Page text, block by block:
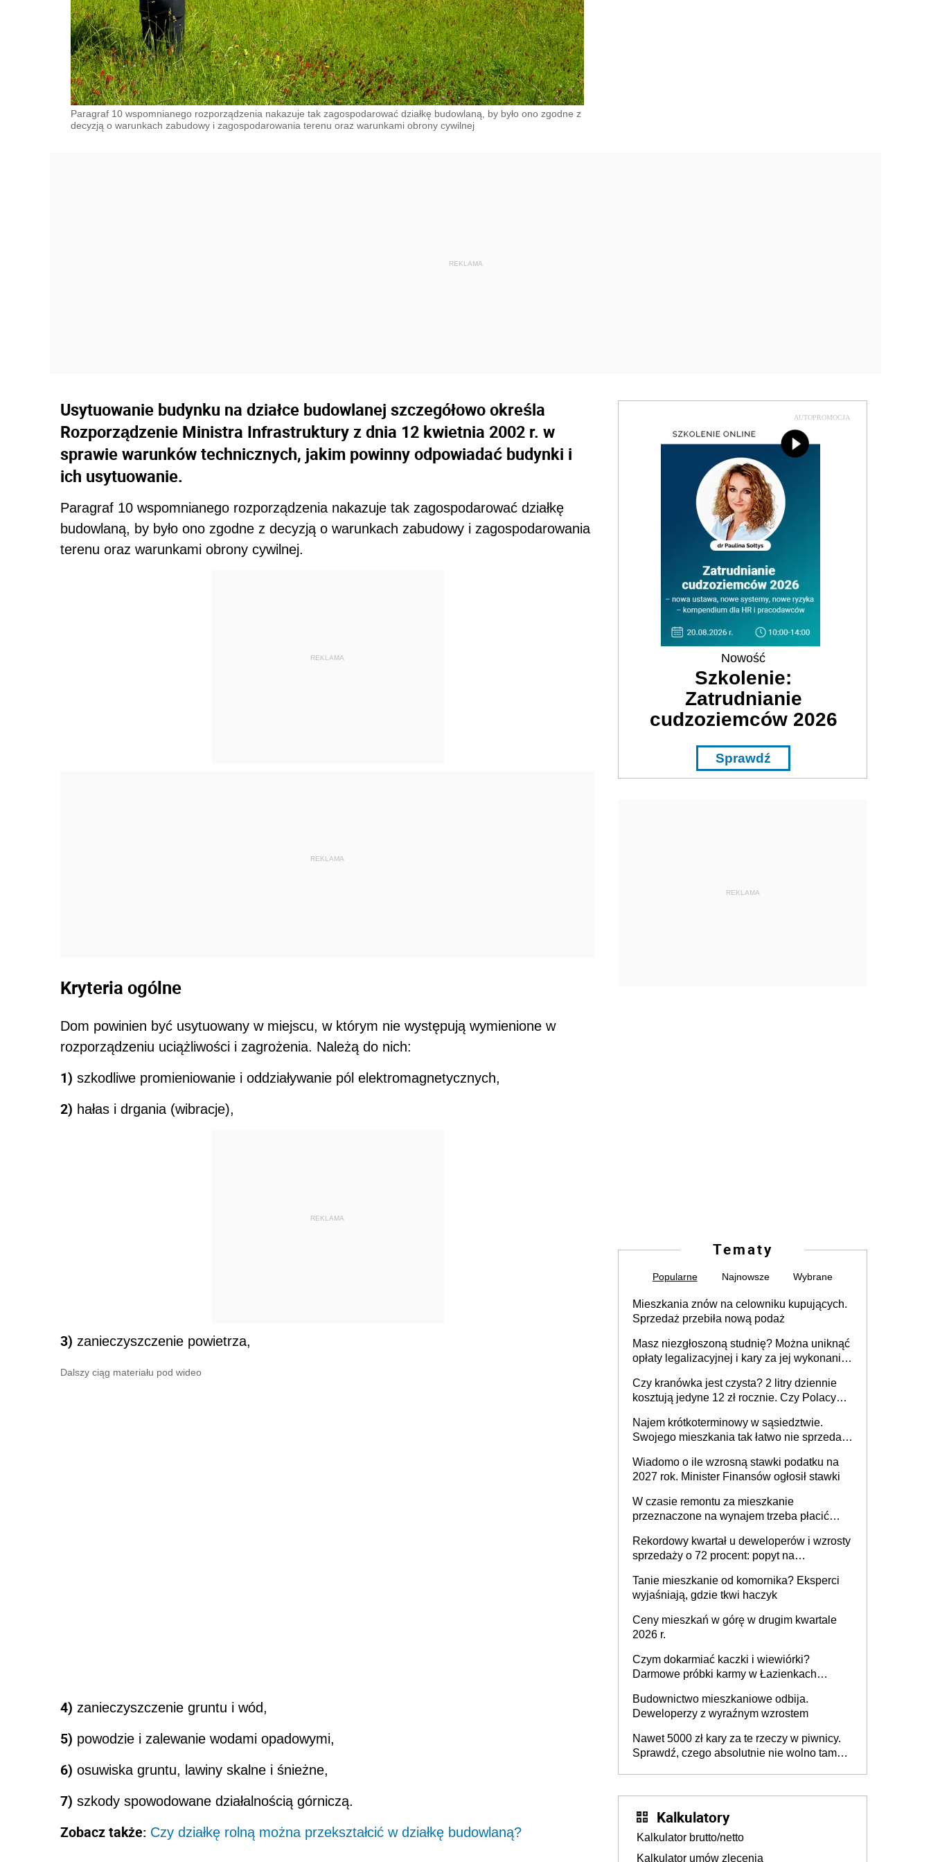
Paragraf 10 wspomnianego rozporządzenia nakazuje tak zagospodarować działkę budowlaną, by było ono zgodne z
decyzją o warunkach zabudowy i zagospodarowania terenu oraz warunkami obrony cywilnej
Usytuowanie budynku na działce budowlanej szczegółowo określa
Rozporządzenie Ministra Infrastruktury z dnia 12 kwietnia 2002 r. w
sprawie warunków technicznych, jakim powinny odpowiadać budynki i
ich usytuowanie.
Paragraf 10 wspomnianego rozporządzenia nakazuje tak zagospodarować działkę
budowlaną, by było ono zgodne z decyzją o warunkach zabudowy i zagospodarowania
terenu oraz warunkami obrony cywilnej.
REKLAMA
REKLAMA
Kryteria ogólne
Dom powinien być usytuowany w miejscu, w którym nie występują wymienione w
rozporządzeniu uciążliwości i zagrożenia. Należą do nich:
1) szkodliwe promieniowanie i oddziaływanie pól elektromagnetycznych,
2) hałas i drgania (wibracje),
REKLAMA
3) zanieczyszczenie powietrza,
Dalszy ciąg materiału pod wideo
4) zanieczyszczenie gruntu i wód,
5) powodzie i zalewanie wodami opadowymi,
6) osuwiska gruntu, lawiny skalne i śnieżne,
7) szkody spowodowane działalnością górniczą.
Zobacz także: Czy działkę rolną można przekształcić w działkę budowlaną?
AUTOPROMOCJA
Nowość
Szkolenie:
Zatrudnianie
cudzoziemców 2026
Sprawdź
REKLAMA
Tematy
Popularne Najnowsze Wybrane
Mieszkania znów na celowniku kupujących.
Sprzedaż przebiła nową podaż
Masz niezgłoszoną studnię? Można uniknąć
opłaty legalizacyjnej i kary za jej wykonanie,
Czy kranówka jest czysta? 2 litry dziennie
kosztują jedyne 12 zł rocznie. Czy Polacy
Najem krótkoterminowy w sąsiedztwie.
Swojego mieszkania tak łatwo nie sprzedaż
Wiadomo o ile wzrosną stawki podatku na
2027 rok. Minister Finansów ogłosił stawki
W czasie remontu za mieszkanie
przeznaczone na wynajem trzeba płacić
realizuje w nim potrzeb mieszkaniowych
Rekordowy kwartał u deweloperów i wzrosty
sprzedaży o 72 procent: popyt na
Tanie mieszkanie od komornika? Eksperci
wyjaśniają, gdzie tkwi haczyk
Ceny mieszkań w górę w drugim kwartale
2026 r.
Czym dokarmiać kaczki i wiewiórki?
Darmowe próbki karmy w Łazienkach
edukacyjna]
Budownictwo mieszkaniowe odbija.
Deweloperzy z wyraźnym wzrostem
Nawet 5000 zł kary za te rzeczy w piwnicy.
Sprawdź, czego absolutnie nie wolno tam
Kalkulatory
Kalkulator brutto/netto
Kalkulator umów zlecenia